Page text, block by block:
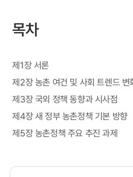
목차
제1장 서론
제2장 농촌 여건 및 사회 트렌드 변
제3장 국외 정책 동향과 시사점
제4장 새 정부 농촌정책 기본 방향
제5장 농촌정책 주요 추진 과제